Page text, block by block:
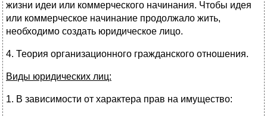
жизни идеи или коммерческого начинания. Чтобы идея
или коммерческое начинание продолжало жить,
необходимо создать юридическое лицо.
4. Теория организационного гражданского отношения.
Виды юридических лиц:
1. В зависимости от характера прав на имущество: